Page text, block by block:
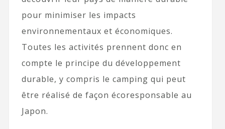
pour minimiser les impacts
environnementaux et économiques.
Toutes les activités prennent donc en
compte le principe du développement
durable, y compris le camping qui peut
être réalisé de façon écoresponsable au
Japon.